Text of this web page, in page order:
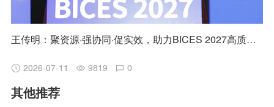
王传明：聚资源·强协同·促实效，助力BICES 2027高质量发展
2026-07-11 9819 0
其他推荐